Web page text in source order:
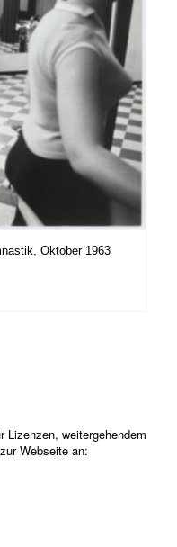
Oktober 1963
Lizenzen, weitergehendem
Webseite an: